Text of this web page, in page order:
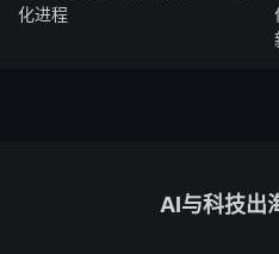
化进程
AI与科技出